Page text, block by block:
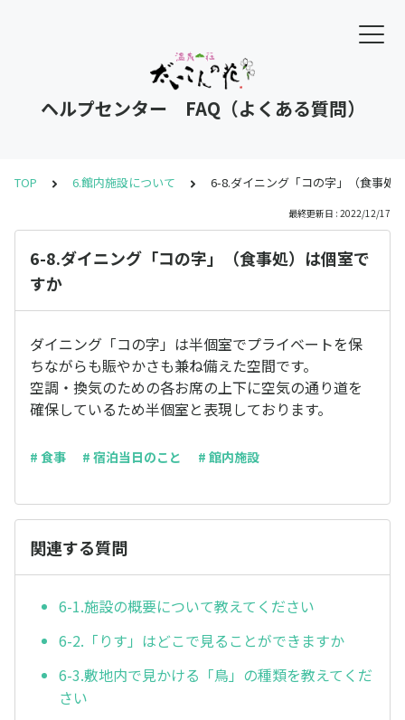
ヘルプセンター FAQ（よくある質問）
TOP 6.館内施設について 6-8.ダイニング「コの字」（食事処
最終更新日 : 2022/12/17
6-8.ダイニング「コの字」（食事処）は個室で
すか
ダイニング「コの字」は半個室でプライベートを保
ちながらも賑やかさも兼ね備えた空間です。
空調・換気のための各お席の上下に空気の通り道を
確保しているため半個室と表現しております。
# 食事 # 宿泊当日のこと # 館内施設
関連する質問
6-1.施設の概要について教えてください
6-2.「りす」はどこで見ることができますか
6-3.敷地内で見かける「鳥」の種類を教えてくだ
さい